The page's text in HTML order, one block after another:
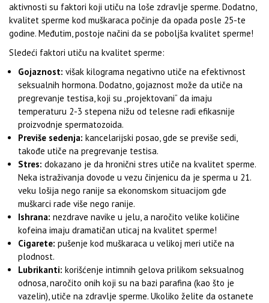
aktivnosti su faktori koji utiču na loše zdravlje sperme. Dodatno,
kvalitet sperme kod muškaraca počinje da opada posle 25-te
godine. Međutim, postoje načini da se poboljša kvalitet sperme!
Sledeći faktori utiču na kvalitet sperme:
Gojaznost: višak kilograma negativno utiče na efektivnost
seksualnih hormona. Dodatno, gojaznost može da utiče na
pregrevanje testisa, koji su „projektovani“ da imaju
temperaturu 2-3 stepena nižu od telesne radi efikasnije
proizvodnje spermatozoida.
Previše sedenja: kancelarijski posao, gde se previše sedi,
takođe utiče na pregrevanje testisa.
Stres: dokazano je da hronični stres utiče na kvalitet sperme.
Neka istraživanja dovode u vezu činjenicu da je sperma u 21.
veku lošija nego ranije sa ekonomskom situacijom gde
muškarci rade više nego ranije.
Ishrana: nezdrave navike u jelu, a naročito velike količine
kofeina imaju dramatičan uticaj na kvalitet sperme!
Cigarete: pušenje kod muškaraca u velikoj meri utiče na
plodnost.
Lubrikanti: korišćenje intimnih gelova prilikom seksualnog
odnosa, naročito onih koji su na bazi parafina (kao što je
vazelin), utiče na zdravlje sperme. Ukoliko želite da ostanete